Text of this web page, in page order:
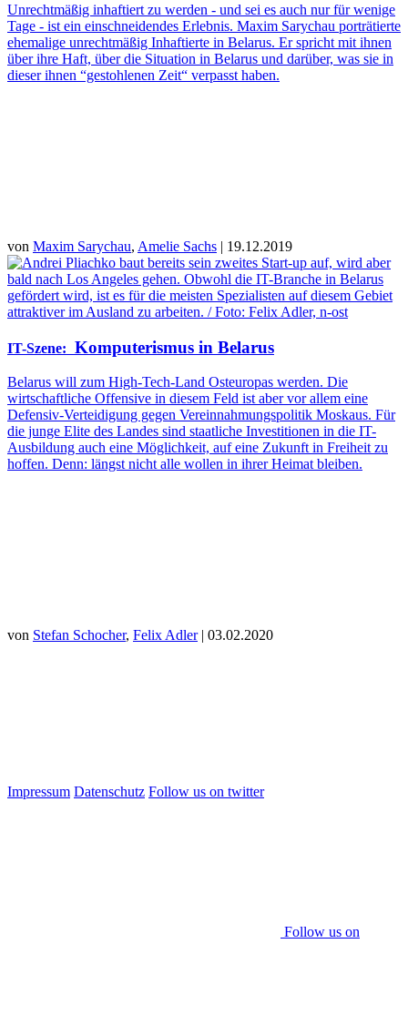
Unrechtmäßig inhaftiert zu werden - und sei es auch nur für wenige
Tage - ist ein einschneidendes Erlebnis. Maxim Sarychau porträtierte
ehemalige unrechtmäßig Inhaftierte in Belarus. Er spricht mit ihnen
über ihre Haft, über die Situation in Belarus und darüber, was sie in
dieser ihnen “gestohlenen Zeit“ verpasst haben.
von Maxim Sarychau, Amelie Sachs | 19.12.2019
IT-Szene: Komputerismus in Belarus
Belarus will zum High-Tech-Land Osteuropas werden. Die
wirtschaftliche Offensive in diesem Feld ist aber vor allem eine
Defensiv-Verteidigung gegen Vereinnahmungspolitik Moskaus. Für
die junge Elite des Landes sind staatliche Investitionen in die IT-
Ausbildung auch eine Möglichkeit, auf eine Zukunft in Freiheit zu
hoffen. Denn: längst nicht alle wollen in ihrer Heimat bleiben.
von Stefan Schocher, Felix Adler | 03.02.2020
Impressum Datenschutz Follow us on twitter
Follow us on